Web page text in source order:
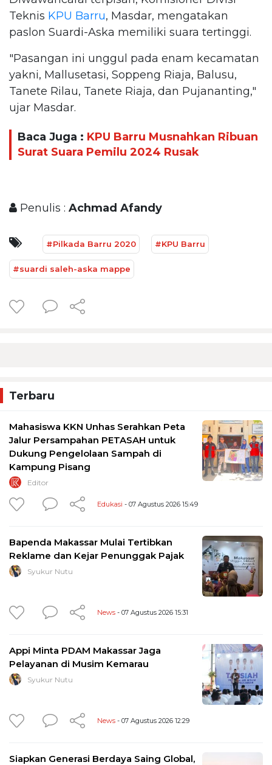
Teknis KPU Barru, Masdar, mengatakan
paslon Suardi-Aska memiliki suara tertinggi.
"Pasangan ini unggul pada enam kecamatan
yakni, Mallusetasi, Soppeng Riaja, Balusu,
Tanete Rilau, Tanete Riaja, dan Pujananting,"
ujar Masdar.
Baca Juga : KPU Barru Musnahkan Ribuan
Surat Suara Pemilu 2024 Rusak
Penulis : Achmad Afandy
#Pilkada Barru 2020 #KPU Barru
#suardi saleh-aska mappe
Terbaru
Mahasiswa KKN Unhas Serahkan Peta
Jalur Persampahan PETASAH untuk
Dukung Pengelolaan Sampah di
Kampung Pisang
Editor
Edukasi - 07 Agustus 2026 15:49
Bapenda Makassar Mulai Tertibkan
Reklame dan Kejar Penunggak Pajak
Syukur Nutu
News - 07 Agustus 2026 15:31
Appi Minta PDAM Makassar Jaga
Pelayanan di Musim Kemarau
Syukur Nutu
News - 07 Agustus 2026 12:29
Siapkan Generasi Berdaya Saing Global,